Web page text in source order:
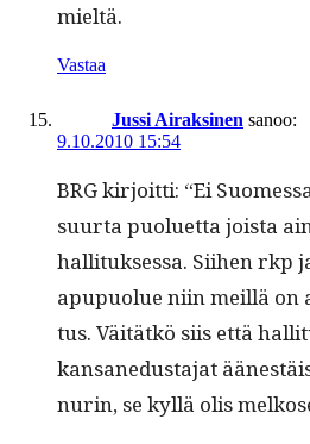
mieltä.
Vastaa
Jussi Airaksinen sanoo:
9.10.2010 15:54
BRG kir­joit­ti: “Ei
suur­ta puoluet­ta joista
hal­li­tuk­ses­sa. Siihen rkp
apupuolue niin meil­lä
tus. Väitätkö siis että
kansane­dus­ta­jat
nurin, se kyl­lä olis